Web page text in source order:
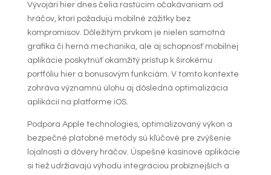
Vývojári hier dnes čelia rastúcim očakávaniam od
hráčov, ktorí požadujú mobilné zážitky bez
kompromisov. Dôležitým prvkom je nielen samotná
grafika či herná mechanika, ale aj schopnosť mobilnej
aplikácie poskytnúť okamžitý prístup k širokému
portfóliu hier a bonusovým funkciám. V tomto kontexte
zohráva významnú úlohu aj dôsledná optimalizácia
aplikácií na platforme iOS.
Podpora Apple technologies, optimalizovaný výkon a
bezpečné platobné metódy sú kľúčové pre zvýšenie
lojalnosti a dôvery hráčov. Úspešné kasínové aplikácie
si tiež udržiavajú výhodu integráciou probíznejších a